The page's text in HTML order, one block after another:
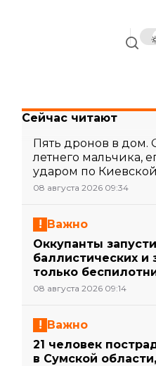
Сейчас читают
Пять дронов в дом.
летнего мальчика,
ударом по
08 августа 2026 09:34
Важно
Оккупанты
баллистических и
только
08 августа 2026 09:14
Важно
21 человек
в Сумской